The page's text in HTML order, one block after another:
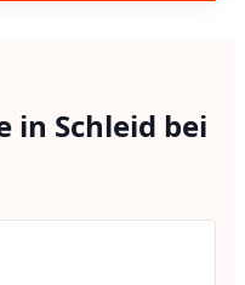
in Schleid bei